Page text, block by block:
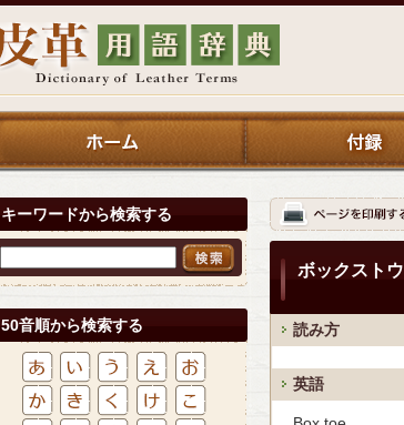
キーワードから検索する
50音順から検索する
ボックストウ
読み方
英語